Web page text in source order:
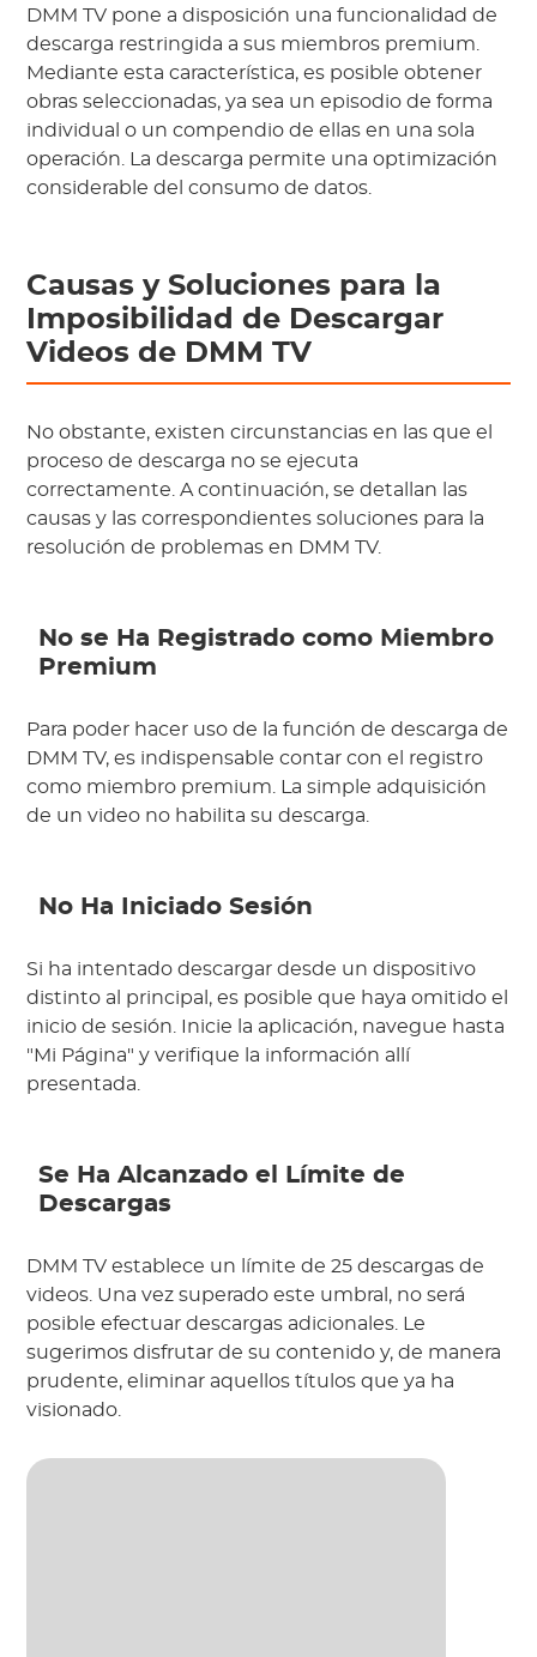
DMMTV pone a disposición una funcionalidad de
descarga restringida a sus miembros premium.
Mediante esta característica, es posible obtener
obras seleccionadas, ya sea un episodio de forma
individual o un compendio de ellas en una sola
operación. La descarga permite una optimización
considerable del consumo de datos.
Causas y Soluciones para la
Imposibilidad de Descargar
Videos de DMM TV
No obstante, existen circunstancias en las que el
proceso de descarga no se ejecuta
correctamente. A continuación, se detallan las
causas y las correspondientes soluciones para la
resolución de problemas en DMM TV.
No se Ha Registrado como Miembro
Premium
Para poder hacer uso de la función de descarga de
DMM TV, es indispensable contar con el registro
como miembro premium. La simple adquisición
de un video no habilita su descarga.
No Ha Iniciado Sesión
Si ha intentado descargar desde un dispositivo
distinto al principal, es posible que haya omitido el
inicio de sesión. Inicie la aplicación, navegue hasta
"Mi Página" y verifique la información allí
presentada.
Se Ha Alcanzado el Límite de
Descargas
DMM TV establece un límite de 25 descargas de
videos. Una vez superado este umbral, no será
posible efectuar descargas adicionales. Le
sugerimos disfrutar de su contenido y, de manera
prudente, eliminar aquellos títulos que ya ha
visionado.